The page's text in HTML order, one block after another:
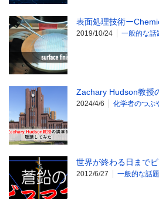
表面処理技術ー
2019/10/24 一般的な話
Zachary Hudson教授
2024/4/6 化学者のつぶ
世界が終わる日まで
2012/6/27 一般的な話題